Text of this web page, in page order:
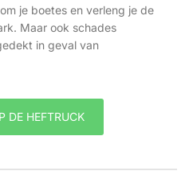
je boetes en verleng je de
Maar ook schades
in geval van
DE HEFTRUCK